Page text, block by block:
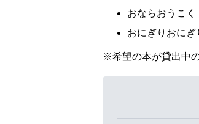
おならおうこ
おにぎりおに
※希望の本が貸出中